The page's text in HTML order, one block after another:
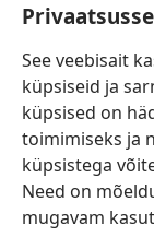
See veebisait
küpsiseid ja
küpsised on
toimimiseks ja
küpsistega
Need on
mugavam
akna)
uue
akna) JW Hub
(avab
uue
akna) JW Library
Watchtower